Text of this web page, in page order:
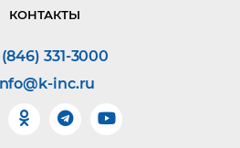
КОНТАКТЫ
(846) 331-3000
inc.ru